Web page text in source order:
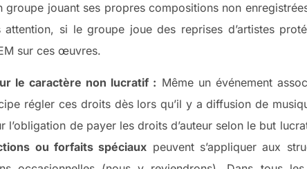
groupe jouant ses propres compositions non
attention, si le groupe joue des reprises d’artistes
sur ces œuvres.
le caractère non lucratif : Même un événement
régler ces droits dès lors qu’il y a diffusion de
l’obligation de payer les droits d’auteur selon le but
ou forfaits spéciaux peuvent s’appliquer aux